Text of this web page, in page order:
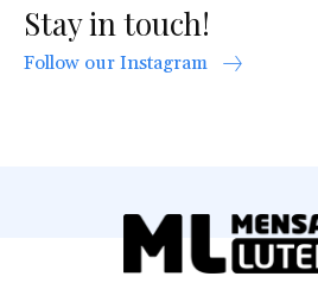
Stay in touch!
Follow our Instagram